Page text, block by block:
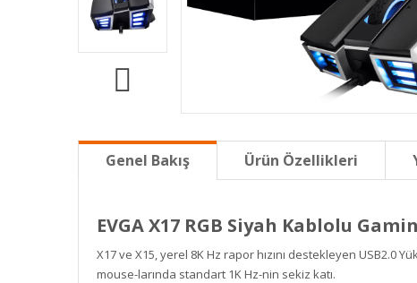
Genel Bakış Ürün Özellikleri
EVGA X17 RGB Siyah Kablolu
X17 ve X15, yerel 8K Hz rapor hızını destekleyen USB2.0
mouse-larında standart 1K Hz-nin sekiz katı.